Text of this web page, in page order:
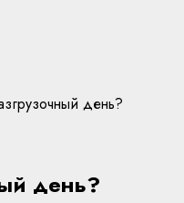
день?
день?